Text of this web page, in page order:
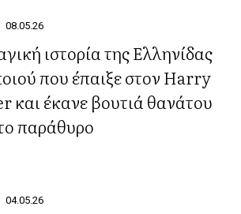
08.05.26
ιστορία της Ελληνίδας
που έπαιξε στον Harry
και έκανε βουτιά θανάτου
παράθυρο
04.05.26